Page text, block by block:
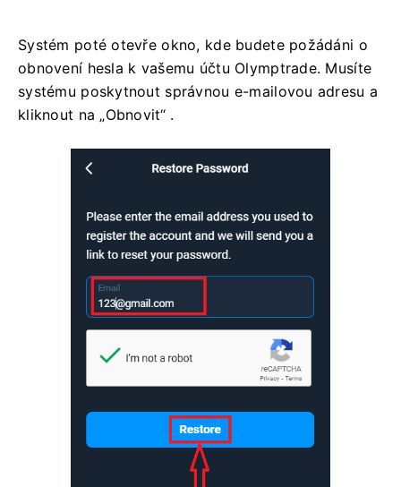
Systém poté otevře okno, kde budete požádáni o
obnovení hesla k vašemu účtu Olymptrade. Musíte
systému poskytnout správnou e-mailovou adresu a
kliknout na „Obnovit“ .